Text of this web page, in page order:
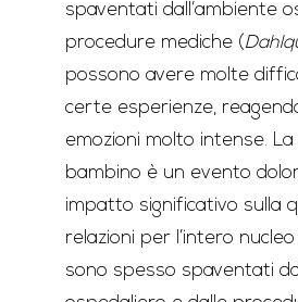
spaventati dall’ambiente
procedure mediche (
possono avere molte
certe esperienze,
emozioni molto intense.
bambino è un evento
impatto significativo sulla
relazioni per l’intero
sono spesso spaventati